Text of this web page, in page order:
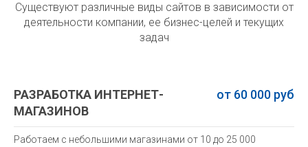
Существуют различные виды сайтов в зависимости от
деятельности компании, ее бизнес-целей и текущих
задач
РАЗРАБОТКА ИНТЕРНЕТ-
МАГАЗИНОВ
от 60 000 руб
Работаем с небольшими магазинами от 10 до 25 000